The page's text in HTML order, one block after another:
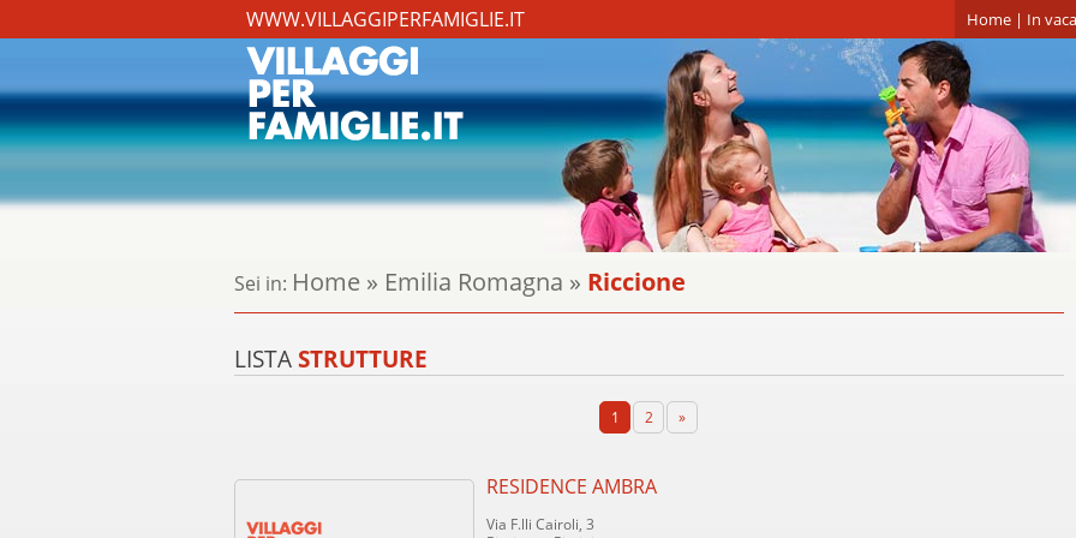
WWW.VILLAGGIPERFAMIGLIE.IT Home| In
Sei in: Home» Emilia Romagna » Riccione
LISTASTRUTTURE
1 2 »
RESIDENCE AMBRA
Via F.lli Cairoli, 3